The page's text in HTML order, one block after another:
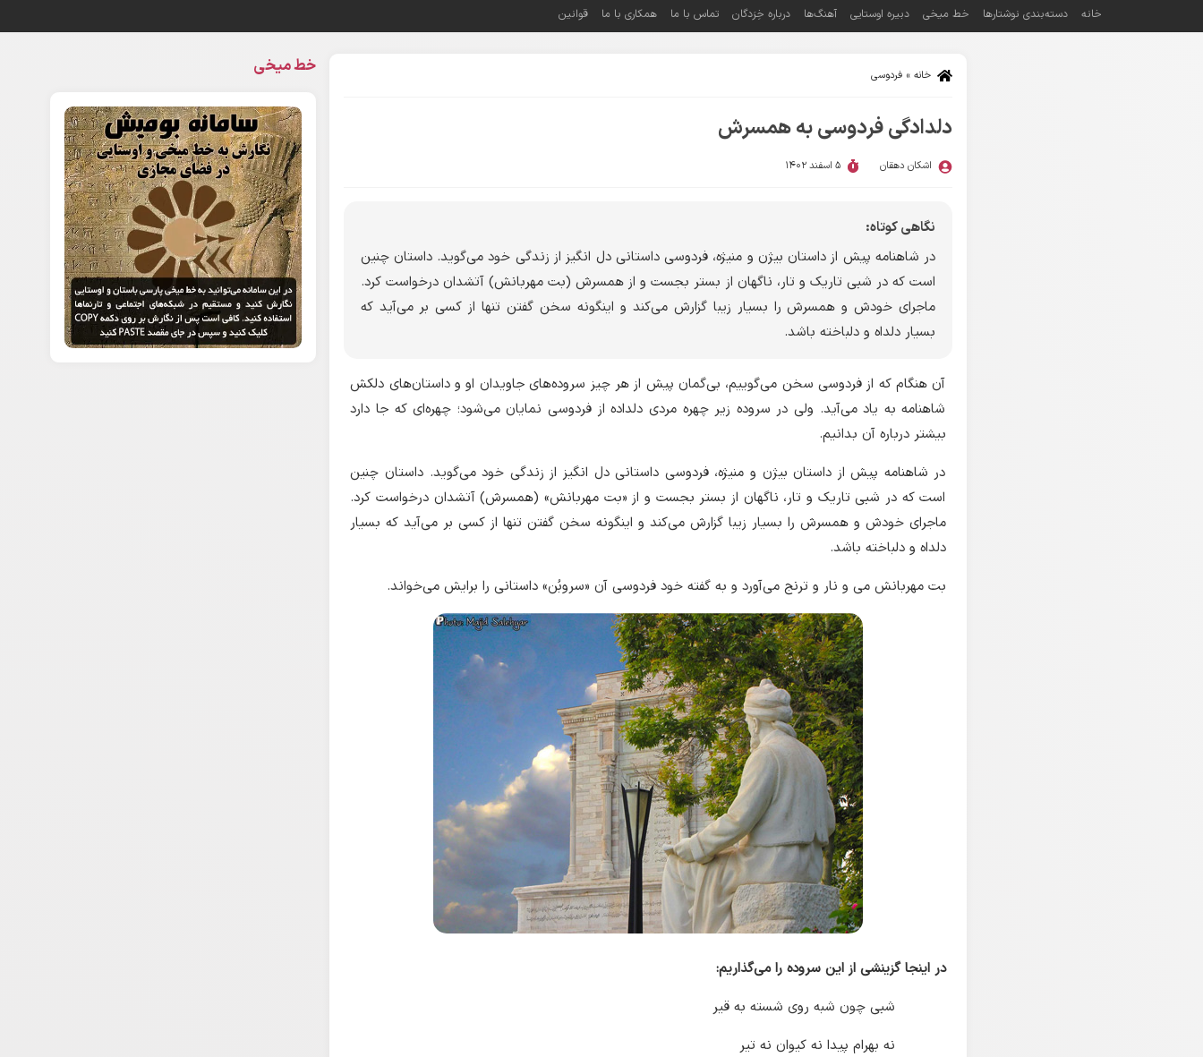
خانه » فردوسی
دلدادگی فردوسی به همسرش
اشکان دهقان 5 اسفند 1402
نگاهی کوتاه:
در شاهنامه پیش از داستان بیژن و منیژه، فردوسی داستانی دل انگیز از زندگی خود می‌گوید. داستان چنین
است که در شبی تاریک و تار، ناگهان از بستر بجست و از همسرش (بت مهربانش) آتشدان درخواست کرد.
ماجرای خودش و همسرش را بسیار زیبا گزارش می‌کند و اینگونه سخن گفتن تنها از کسی بر می‌آید که
بسیار دلداه و دلباخته باشد.
آن هنگام که از فردوسی سخن می‌گوییم، بی‌گمان پیش از هر چیز سروده‌های جاویدان او و داستان‌های دلکش
شاهنامه به یاد می‌آید. ولی در سروده زیر چهره مردی دلداده از فردوسی نمایان می‌شود؛ چهره‌ای که جا دارد
بیشتر درباره آن بدانیم.
در شاهنامه پیش از داستان بیژن و منیژه، فردوسی داستانی دل انگیز از زندگی خود می‌گوید. داستان چنین
است که در شبی تاریک و تار، ناگهان از بستر بجست و از «بت مهربانش» (همسرش) آتشدان درخواست کرد.
ماجرای خودش و همسرش را بسیار زیبا گزارش می‌کند و اینگونه سخن گفتن تنها از کسی بر می‌آید که بسیار
دلداه و دلباخته باشد.
بت مهربانش می و نار و ترنج می‌آورد و به گفته خود فردوسی آن «سروبُن» داستانی را برایش می‌خواند.
در اینجا گزینشی از این سروده را می‌گذاریم:
شبی چون شبه روی شسته به قیر
نه بهرام پیدا نه کیوان نه تیر
خط میخی
خانه دسته‌بندی نوشتارها خط میخی دبیره اوستایی آهنگ‌ها درباره خِرَدگان تماس با ما همکاری با ما قوانین